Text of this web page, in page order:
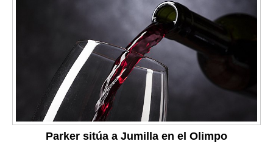
Parker sitúa a Jumilla en el Olimpo